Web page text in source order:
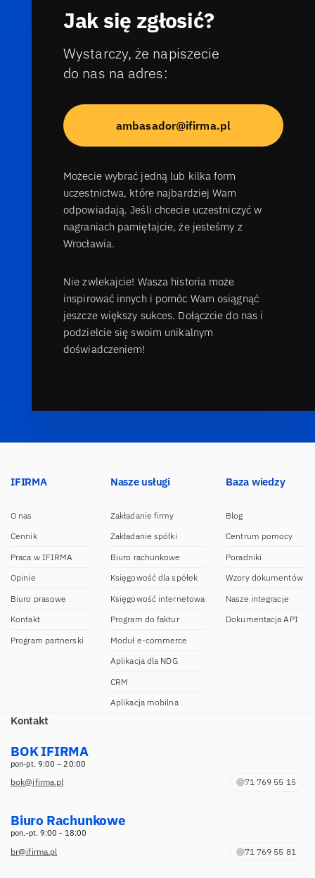
Jak się zgłosić?
Wystarczy, że napiszecie
do nas na adres:
ambasador@ifirma.pl
Możecie wybrać jedną lub kilka form
uczestnictwa, które najbardziej Wam
odpowiadają. Jeśli chcecie uczestniczyć w
nagraniach pamiętajcie, że jesteśmy z
Wrocławia.
Nie zwlekajcie! Wasza historia może
inspirować innych i pomóc Wam osiągnąć
jeszcze większy sukces. Dołączcie do nas i
podzielcie się swoim unikalnym
doświadczeniem!
IFIRMA
O nas
Cennik
Praca w IFIRMA
Opinie
Biuro prasowe
Kontakt
Program partnerski
Nasze usługi
Zakładanie firmy
Zakładanie spółki
Biuro rachunkowe
Księgowość dla spółek
Księgowość internetowa
Program do faktur
Moduł e-commerce
Aplikacja dla NDG
CRM
Aplikacja mobilna
Baza wiedzy
Blog
Centrum pomocy
Poradniki
Wzory dokumentów
Nasze integracje
Dokumentacja API
Kontakt
BOK IFIRMA
pon-pt. 9:00 – 20:00
bok@ifirma.pl 71 769 55 15
Biuro Rachunkowe
pon.-pt. 9:00 - 18:00
br@ifirma.pl 71 769 55 81